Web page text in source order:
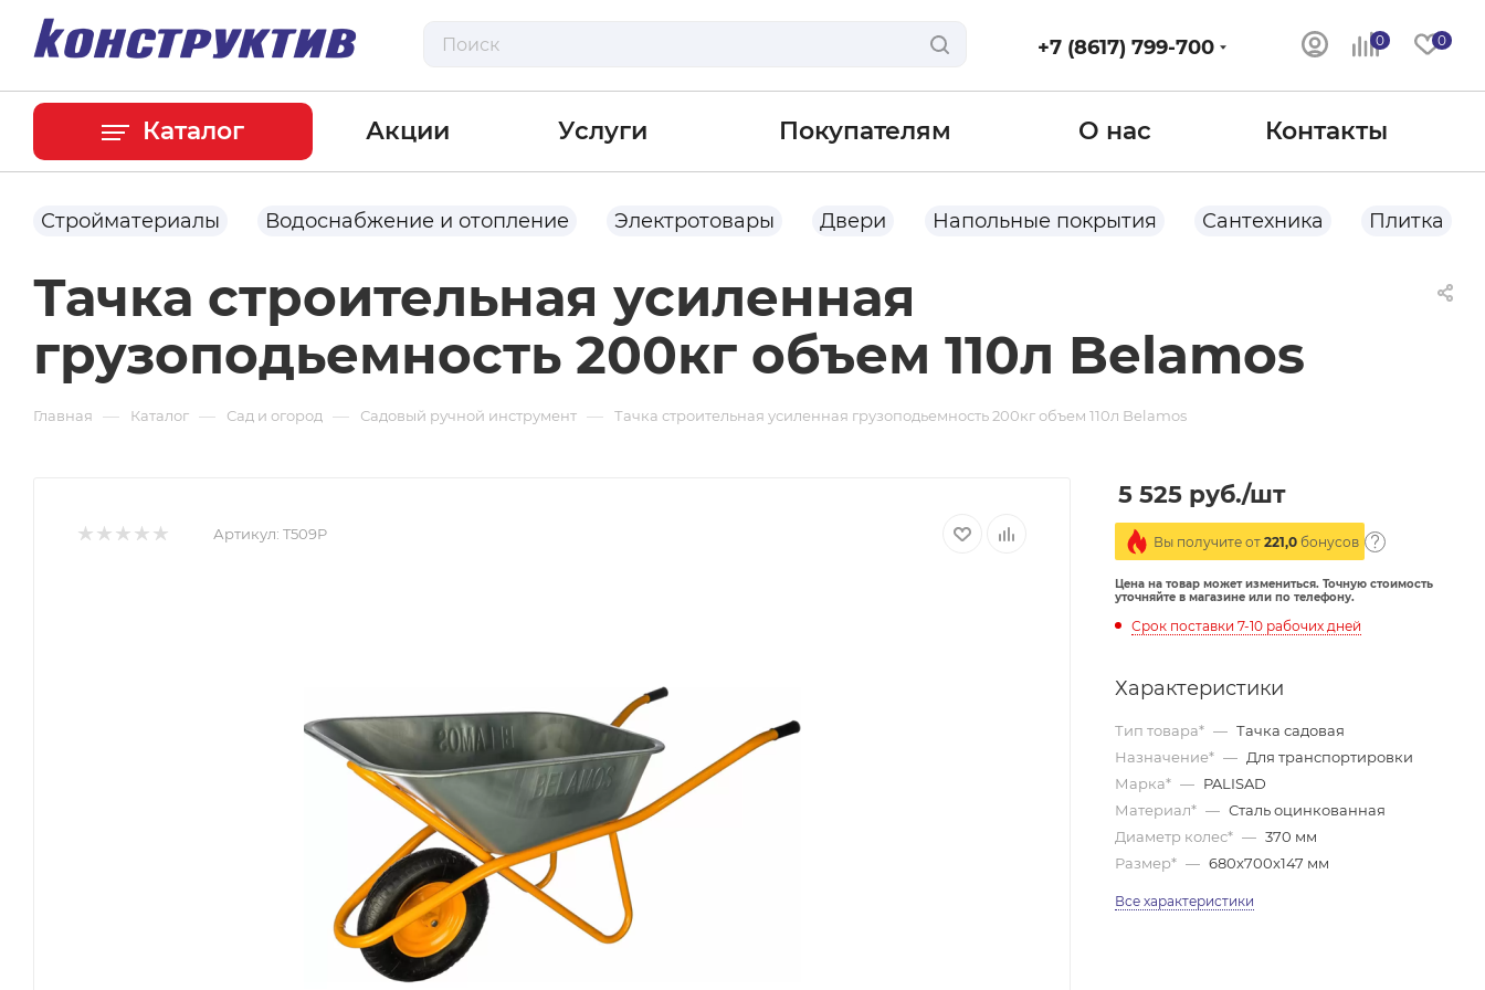
0 0
+7 (8617) 799-700
Каталог Акции Услуги Покупателям О нас Контакты
Стройматериалы Водоснабжение и отопление Электротовары Двери Напольные покрытия Сантехника Плитка
Тачка строительная усиленная
грузоподьемность 200кг объем 110л Belamos
Главная — Каталог — Сад и огород — Садовый ручной инструмент — Тачка строительная усиленная грузоподьемность 200кг объем 110л Belamos
Артикул: T509P
5 525 руб./шт
Вы получите от 221,0 бонусов
Цена на товар может измениться. Точную стоимость
уточняйте в магазине или по телефону.
Срок поставки 7-10 рабочих дней
Характеристики
Тип товара* — Тачка садовая
Назначение* — Для транспортировки
Марка* — PALISAD
Материал* — Сталь оцинкованная
Диаметр колес* — 370 мм
Размер* — 680x700x147 мм
Все характеристики